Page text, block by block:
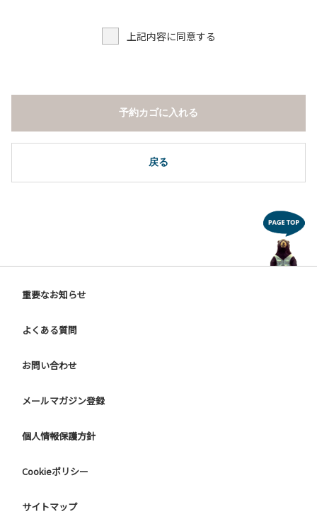
上記内容に同意する
戻る
予約カゴに入れる
重要なお知らせ
よくある質問
お問い合わせ
メールマガジン登録
個人情報保護方針
Cookieポリシー
サイトマップ